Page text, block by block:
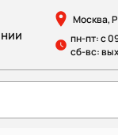
Москва,
пн-пт: с
сб-вс: